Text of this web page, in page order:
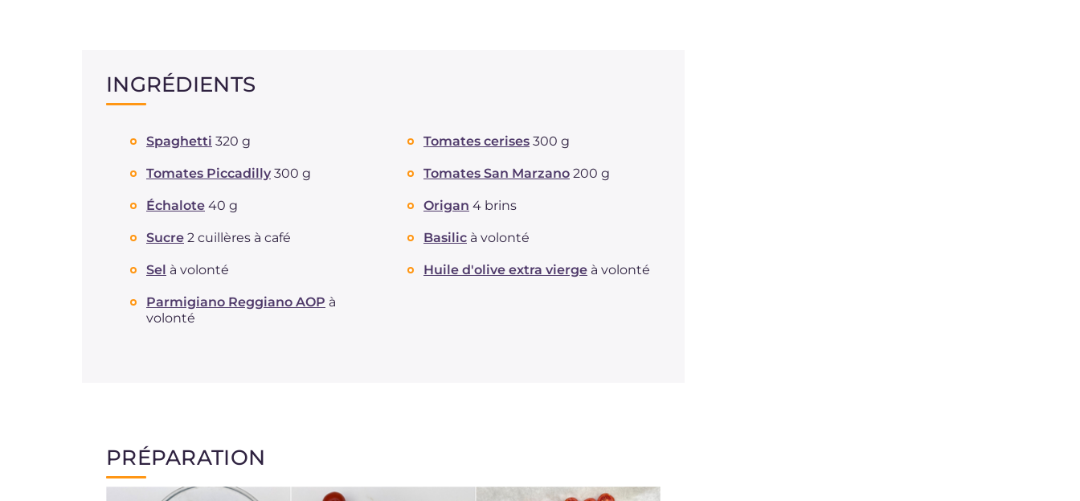
INGRÉDIENTS
Spaghetti 320 g Tomates cerises 300 g
Tomates Piccadilly 300 g Tomates San Marzano 200 g
Échalote 40 g Origan 4 brins
Sucre 2 cuillères à café Basilic à volonté
Sel à volonté Huile d'olive extra vierge à volonté
Parmigiano Reggiano AOP à
volonté
PRÉPARATION